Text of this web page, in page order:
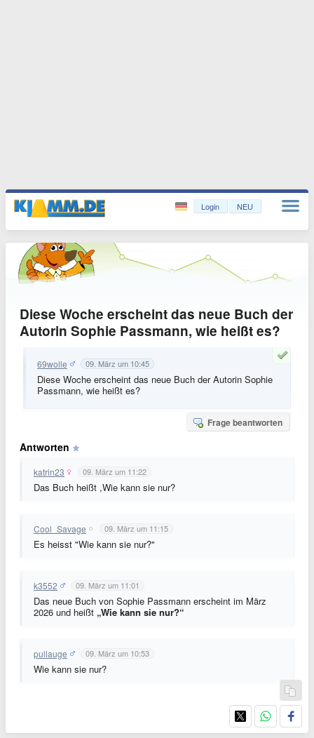
Login NEU
Diese Woche erscheint das neue Buch der
Autorin Sophie Passmann, wie heißt es?
69wolle 09. März um 10:45
Diese Woche erscheint das neue Buch der Autorin Sophie
Passmann, wie heißt es?
Frage beantworten
Antworten
katrin23 09. März um 11:22
Das Buch heißt ,Wie kann sie nur?
Cool_Savage 09. März um 11:15
Es heisst "Wie kann sie nur?"
k3552 09. März um 11:01
Das neue Buch von Sophie Passmann erscheint im März
2026 und heißt „Wie kann sie nur?“
pullauge 09. März um 10:53
Wie kann sie nur?